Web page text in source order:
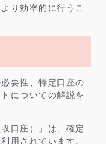
り効率的に行うこ
要性、特定口座の
についての解説を
口座）」は、確定
用されています。